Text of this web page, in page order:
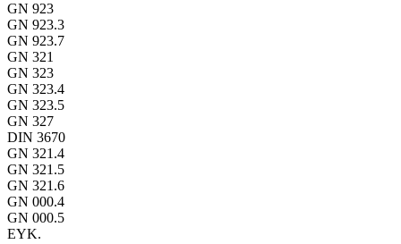
GN 923
GN 923.3
GN 923.7
GN 321
GN 323
GN 323.4
GN 323.5
GN 327
DIN 3670
GN 321.4
GN 321.5
GN 321.6
GN 000.4
GN 000.5
EYK.